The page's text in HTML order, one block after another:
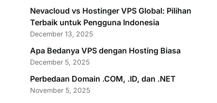
Nevacloud vs Hostinger VPS Global: Pilihan
Terbaik untuk Pengguna Indonesia
December 13, 2025
Apa Bedanya VPS dengan Hosting Biasa
December 5, 2025
Perbedaan Domain .COM, .ID, dan .NET
November 5, 2025